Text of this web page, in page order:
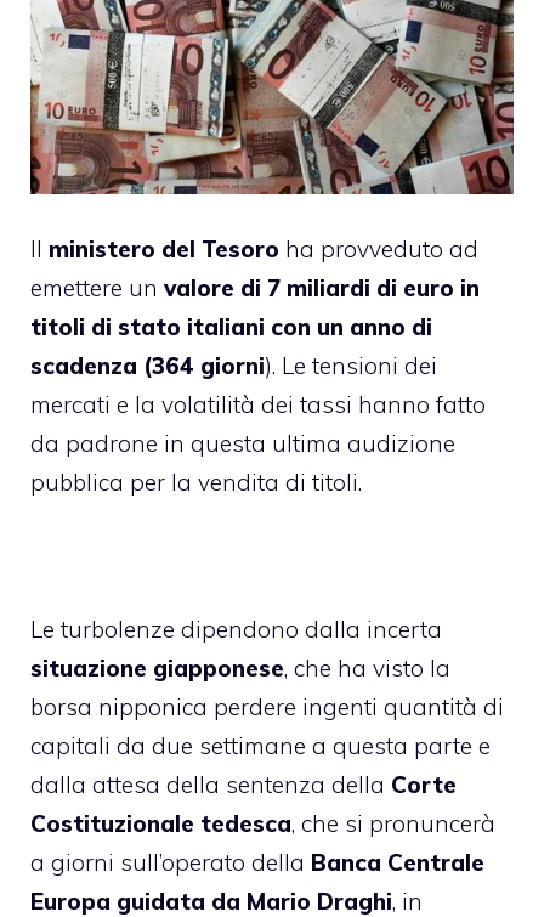
Il ministero del Tesoro ha provveduto ad
emettere un valore di 7 miliardi di euro in
titoli di stato italiani con un anno di
scadenza (364 giorni). Le tensioni dei
mercati e la volatilità dei tassi hanno fatto
da padrone in questa ultima audizione
pubblica per la vendita di titoli.
Le turbolenze dipendono dalla incerta
situazione giapponese, che ha visto la
borsa nipponica perdere ingenti quantità di
capitali da due settimane a questa parte e
dalla attesa della sentenza della Corte
Costituzionale tedesca, che si pronuncerà
a giorni sull’operato della Banca Centrale
Europa guidata da Mario Draghi, in